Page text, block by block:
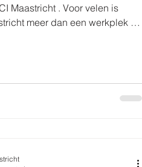
Maastricht . Voor velen is
—
noodgedwongen een nieuwe